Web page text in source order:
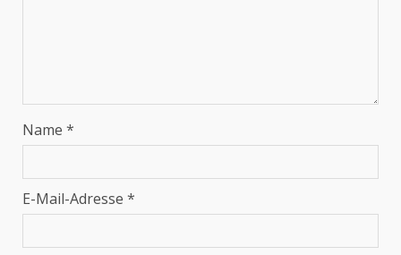
Name *
E-Mail-Adresse *